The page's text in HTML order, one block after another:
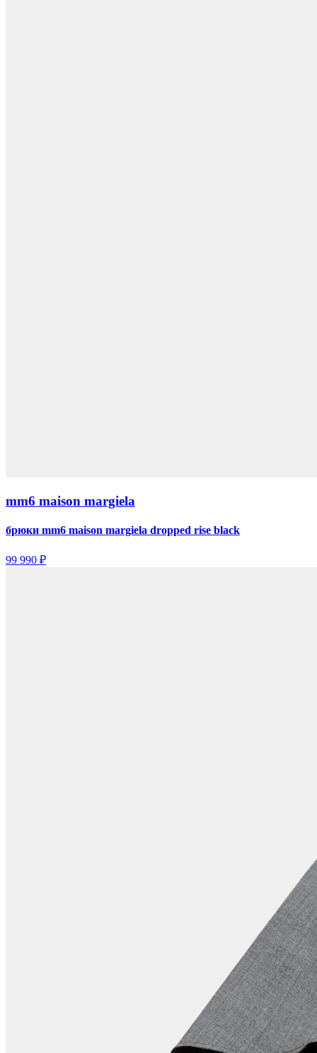
mm6 maison margiela
брюки mm6 maison margiela dropped rise black
99 990 ₽